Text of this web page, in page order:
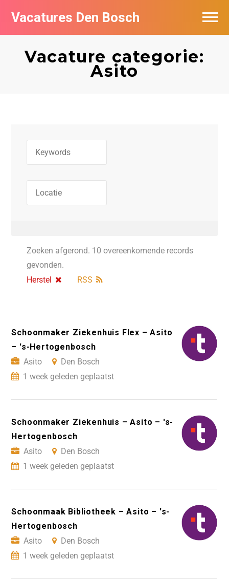
Vacatures Den Bosch
Vacature categorie:
Asito
Zoeken afgerond. 10 overeenkomende records
gevonden.
Herstel
RSS
Schoonmaker Ziekenhuis Flex – Asito
– 's-Hertogenbosch
Asito
Den Bosch
1 week geleden geplaatst
Schoonmaker Ziekenhuis – Asito – 's-
Hertogenbosch
Asito
Den Bosch
1 week geleden geplaatst
Schoonmaak Bibliotheek – Asito – 's-
Hertogenbosch
Asito
Den Bosch
1 week geleden geplaatst
Vacatures per bedrijf in Den Bosch
De populairste vacatures in Den Bosch